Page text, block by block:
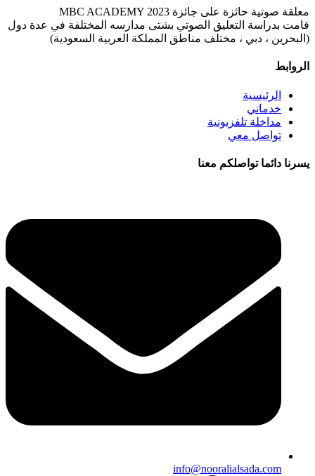
معلقة صوتية حائزة على جائزة MBC ACADEMY 2023
قامت بدراسة التعليق الصوتي بشتى مدارسه المختلفة في عدة دول
(البحرين ، دبي ، مختلف مناطق المملكة العربية السعودية)
الروابط
الرئيسية
خدماتي
مداخلة تلفزيونية
تواصل معي
يسرنا دائما تواصلكم معنا
info@nooralialsada.com